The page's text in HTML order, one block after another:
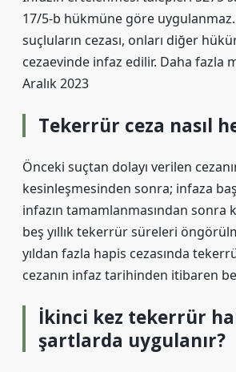
17/5-b hükmüne göre
suçluların cezası, onları diğer
cezaevinde infaz edilir. Daha fazla
Aralık 2023
Tekerrür ceza nasıl
Önceki suçtan dolayı verilen
kesinleşmesinden sonra; infaza
infazın tamamlanmasından sonra
beş yıllık tekerrür süreleri
yıldan fazla hapis cezasında
cezanın infaz tarihinden itibaren
İkinci kez tekerrür
şartlarda uygulanır?